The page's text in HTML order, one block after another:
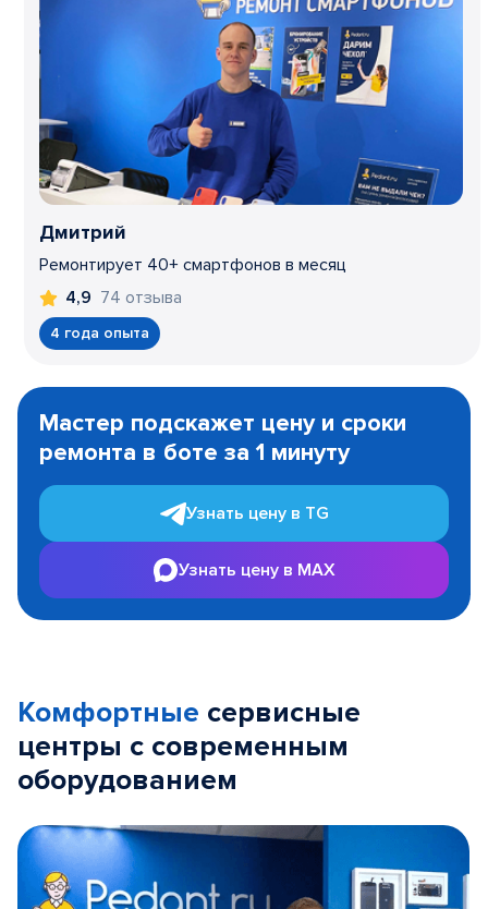
Дмитрий
Ремонтирует 40+ смартфонов в месяц
4,9 74 отзыва
4 года опыта
1
Мастер подскажет цену и сроки
ремонта в боте за 1 минуту
Узнать цену в TG
Узнать цену в MAX
Комфортные сервисные
центры с современным
оборудованием